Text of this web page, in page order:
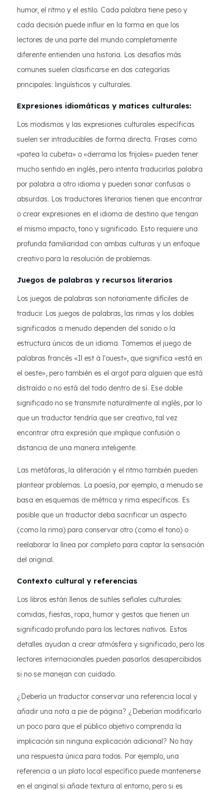
humor, el ritmo y el estilo. Cada palabra tiene peso y
cada decisión puede influir en la forma en que los
lectores de una parte del mundo completamente
diferente entienden una historia. Los desafíos más
comunes suelen clasificarse en dos categorías
principales: lingüísticos y culturales.
Expresiones idiomáticas y matices culturales:
Los modismos y las expresiones culturales específicas
suelen ser intraducibles de forma directa. Frases como
«patea la cubeta» o «derrama los frijoles» pueden tener
mucho sentido en inglés, pero intenta traducirlas palabra
por palabra a otro idioma y pueden sonar confusas o
absurdas. Los traductores literarios tienen que encontrar
o crear expresiones en el idioma de destino que tengan
el mismo impacto, tono y significado. Esto requiere una
profunda familiaridad con ambas culturas y un enfoque
creativo para la resolución de problemas.
Juegos de palabras y recursos literarios
Los juegos de palabras son notoriamente difíciles de
traducir. Los juegos de palabras, las rimas y los dobles
significados a menudo dependen del sonido o la
estructura únicos de un idioma. Tomemos el juego de
palabras francés «Il est à l'ouest», que significa «está en
el oeste», pero también es el argot para alguien que está
distraído o no está del todo dentro de sí. Ese doble
significado no se transmite naturalmente al inglés, por lo
que un traductor tendría que ser creativo, tal vez
encontrar otra expresión que implique confusión o
distancia de una manera inteligente.
Las metáforas, la aliteración y el ritmo también pueden
plantear problemas. La poesía, por ejemplo, a menudo se
basa en esquemas de métrica y rima específicos. Es
posible que un traductor deba sacrificar un aspecto
(como la rima) para conservar otro (como el tono) o
reelaborar la línea por completo para captar la sensación
del original.
Contexto cultural y referencias
Los libros están llenos de sutiles señales culturales:
comidas, fiestas, ropa, humor y gestos que tienen un
significado profundo para los lectores nativos. Estos
detalles ayudan a crear atmósfera y significado, pero los
lectores internacionales pueden pasarlos desapercibidos
si no se manejan con cuidado.
¿Debería un traductor conservar una referencia local y
añadir una nota a pie de página? ¿Deberían modificarlo
un poco para que el público objetivo comprenda la
implicación sin ninguna explicación adicional? No hay
una respuesta única para todos. Por ejemplo, una
referencia a un plato local específico puede mantenerse
en el original si añade textura al entorno, pero si es